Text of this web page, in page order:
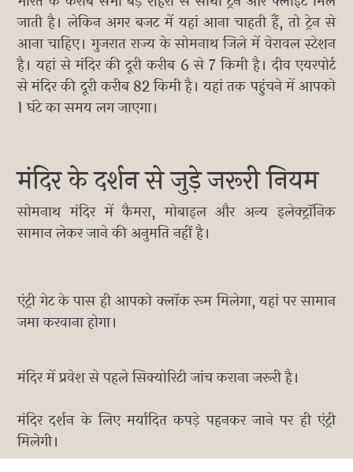
जाती है। लेकिन अगर बजट में यहां आना चाहती हैं, तो ट्रेन से
आना चाहिए। गुजरात राज्य के सोमनाथ जिले में वेरावल स्टेशन
है। यहां से मंदिर की दूरी करीब 6 से 7 किमी है। दीव एयरपोर्ट
से मंदिर की दूरी करीब 82 किमी है। यहां तक पहुंचने में आपको
1 घंटे का समय लग जाएगा।
मंदिर के दर्शन से जुड़े जरूरी नियम
सोमनाथ मंदिर में कैमरा, मोबाइल और अन्य इलेक्ट्रॉनिक
सामान लेकर जाने की अनुमति नहीं है।
एंट्री गेट के पास ही आपको क्लॉक रूम मिलेगा, यहां पर सामान
जमा करवाना होगा।
मंदिर में प्रवेश से पहले सिक्योरिटी जांच कराना जरूरी है।
मंदिर दर्शन के लिए मर्यादित कपड़े पहनकर जाने पर ही एंट्री
मिलेगी।